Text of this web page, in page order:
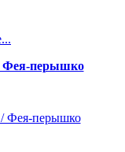
Фея-перышко